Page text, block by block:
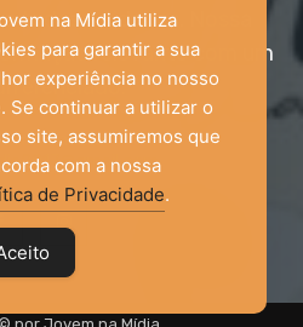
todas as idades. Nossa
relevante com um
em contato:
na Mídia utiliza
para garantir a sua
experiência no nosso
Se continuar a utilizar o
site, assumiremos que
com a nossa
de Privacidade.